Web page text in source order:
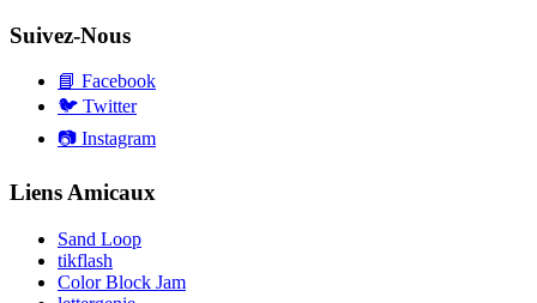
Suivez-Nous
📘 Facebook
🐦 Twitter
📷 Instagram
Liens Amicaux
Sand Loop
tikflash
Color Block Jam